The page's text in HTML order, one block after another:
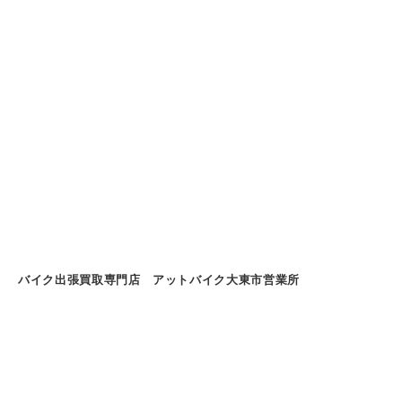
バイク出張買取専門店 アットバイク大東市営業所